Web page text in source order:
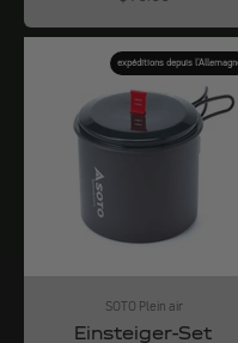
expéditions depuis
SOTO Plein air
Einsteiger-Set